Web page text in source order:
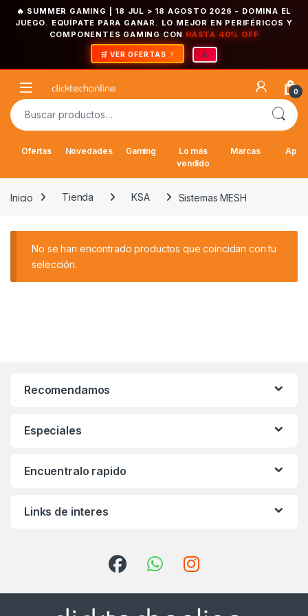
🔥 SUMMER GAMING | 18 JUL > 18 AGOSTO 2026 - DOMINA EL
JUEGO. EQUÍPATE PARA GANAR. LO MEJOR EN PERIFÉRICOS Y
COMPONENTES GAMING CON HASTA 40% OFF
🛒 VER OFERTAS ×
Open 0
Buscar por:
Ofertas Novedades Gaming
Lo más
vendido
Marcas
Inicio Tienda KSA Sistemas MESH
No se han encontrado productos que coincidan con tu
selección.
Recomendamos
Especiales
Encuentralo rapido
Links de interes